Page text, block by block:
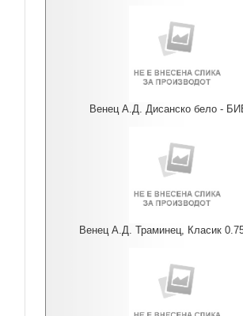
Венец А.Д. Дисанско бело -
Венец А.Д. Траминец, Класик